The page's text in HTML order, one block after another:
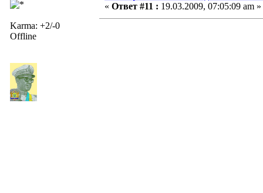
Karma: +2/-0
Offline
« Ответ #11 : 19.03.2009, 07:05:09 am »